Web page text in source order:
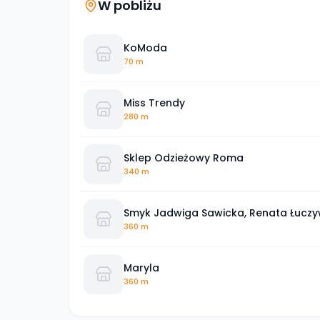
W pobliżu
KoModa
70 m
Miss Trendy
280 m
Sklep Odzieżowy Roma
340 m
Smyk Jadwiga Sawicka, Renata
360 m
Maryla
360 m